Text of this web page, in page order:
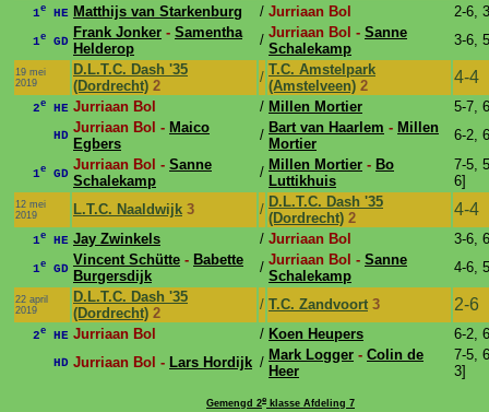
1e HE Matthijs van Starkenburg / Jurriaan Bol 2-6,
1e GD
Frank Jonker - Samentha
Helderop
/ Jurriaan Bol - Sanne
Schalekamp
3-6,
19 mei
2019
D.L.T.C. Dash '35
(Dordrecht) 2
/ T.C. Amstelpark
(Amstelveen) 2 4-4
2e HE Jurriaan Bol / Millen Mortier 5-7,
HD Jurriaan Bol - Maico
Egbers
/ Bart van Haarlem - Millen
Mortier
6-2,
1e GD
Jurriaan Bol - Sanne
Schalekamp
/ Millen Mortier - Bo
Luttikhuis
7-5,
6]
12 mei
2019
L.T.C. Naaldwijk 3 / D.L.T.C. Dash '35
(Dordrecht) 2 4-4
1e HE Jay Zwinkels / Jurriaan Bol 3-6,
1e GD
Vincent Schütte - Babette
Burgersdijk
/ Jurriaan Bol - Sanne
Schalekamp
4-6,
22 april
2019
D.L.T.C. Dash '35
(Dordrecht) 2
/ T.C. Zandvoort 3 2-6
2e HE Jurriaan Bol / Koen Heupers 6-2,
HD Jurriaan Bol - Lars Hordijk / Mark Logger - Colin de
Heer
7-5,
3]
Gemengd 2e klasse Afdeling 7